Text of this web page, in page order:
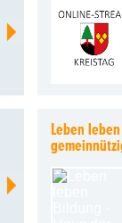
Leben